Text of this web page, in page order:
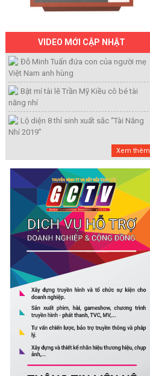
VIDEO MỚI CẬP NHẬT
Đỗ Minh Tuấn đứa con của người mẹ
Việt Nam anh hùng
Bật mí tài lẽ Trần Mỹ Kiều cô bé tài
năng nhí
Lộ diện 8 thí sinh xuất sắc “Tài Năng
Nhí 2019”
Xem thêm